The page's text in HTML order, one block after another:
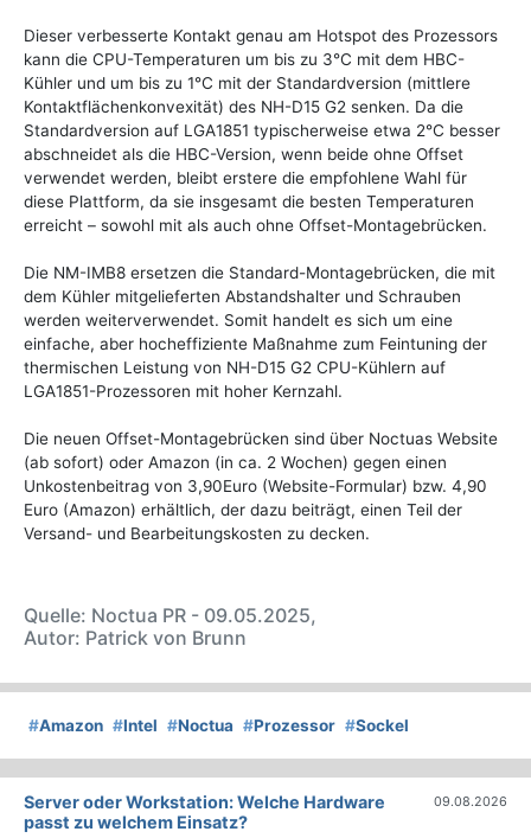
Dieser verbesserte Kontakt genau am Hotspot des Prozessors
kann die CPU-Temperaturen um bis zu 3°C mit dem HBC-
Kühler und um bis zu 1°C mit der Standardversion (mittlere
Kontaktflächenkonvexität) des NH-D15 G2 senken. Da die
Standardversion auf LGA1851 typischerweise etwa 2°C besser
abschneidet als die HBC-Version, wenn beide ohne Offset
verwendet werden, bleibt erstere die empfohlene Wahl für
diese Plattform, da sie insgesamt die besten Temperaturen
erreicht – sowohl mit als auch ohne Offset-Montagebrücken.
Die NM-IMB8 ersetzen die Standard-Montagebrücken, die mit
dem Kühler mitgelieferten Abstandshalter und Schrauben
werden weiterverwendet. Somit handelt es sich um eine
einfache, aber hocheffiziente Maßnahme zum Feintuning der
thermischen Leistung von NH-D15 G2 CPU-Kühlern auf
LGA1851-Prozessoren mit hoher Kernzahl.
Die neuen Offset-Montagebrücken sind über Noctuas Website
(ab sofort) oder Amazon (in ca. 2 Wochen) gegen einen
Unkostenbeitrag von 3,90Euro (Website-Formular) bzw. 4,90
Euro (Amazon) erhältlich, der dazu beiträgt, einen Teil der
Versand- und Bearbeitungskosten zu decken.
Quelle: Noctua PR - 09.05.2025,
Autor: Patrick von Brunn
#Amazon #Intel #Noctua #Prozessor #Sockel
Server oder Workstation: Welche Hardware
passt zu welchem Einsatz?
09.08.2026